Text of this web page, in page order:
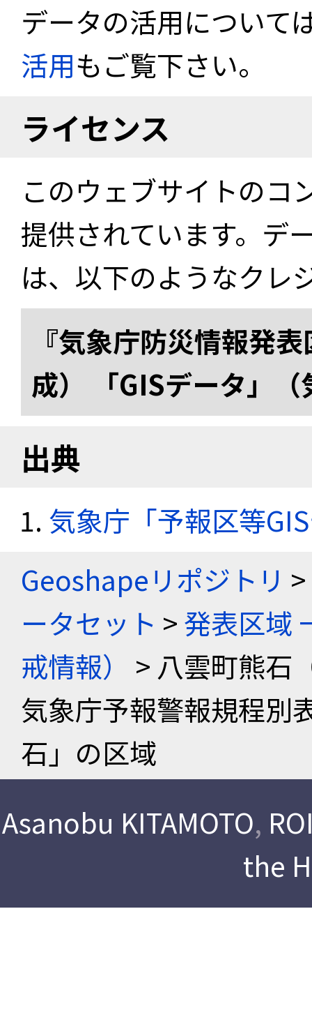
データの活用について
活用もご覧下さい。
ライセンス
このウェブサイトのコ
提供されています。デ
は、以下のようなクレ
『気象庁防災情報発
成） 「GISデータ」
出典
気象庁「予報区等
Geoshapeリポジトリ >
ータセット >発表区域
戒情報）
> 八雲町熊石
気象庁予報警報規程別
石」の区域
Asanobu KITAMOTO,
the